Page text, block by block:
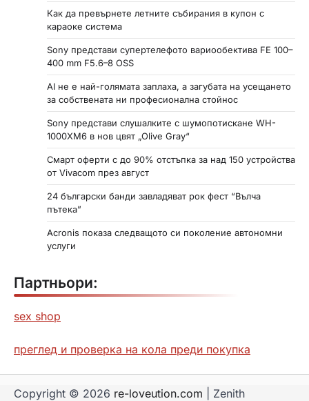
Как да превърнете летните събирания в купон с
караоке система
Sony представи супертелефото вариообектива FE 100–
400 mm F5.6–8 OSS
AI не е най-голямата заплаха, а загубата на усещането
за собствената ни професионална стойнос
Sony представи слушалките с шумопотискане WH-
1000XM6 в нов цвят „Olive Gray“
Смарт оферти с до 90% отстъпка за над 150 устройства
от Vivacom през август
24 български банди завладяват рок фест “Вълча
пътека”
Acronis показа следващото си поколение автономни
услуги
Партньори:
sex shop
преглед и проверка на кола преди покупка
Copyright © 2026 re-loveution.com | Zenith